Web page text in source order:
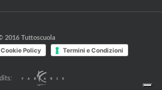
2016 Tuttoscuola
Cookie Policy Termini e Condizioni